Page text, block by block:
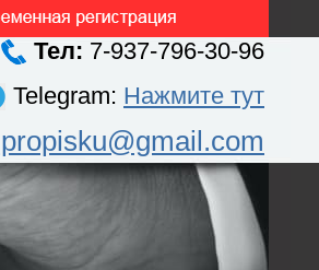
Тел: 7-937-796-30-96
Telegram: Нажмите тут